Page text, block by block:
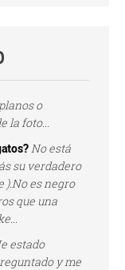
o
la foto...
No está
su verdadero
).No es negro
que una
estado
y me